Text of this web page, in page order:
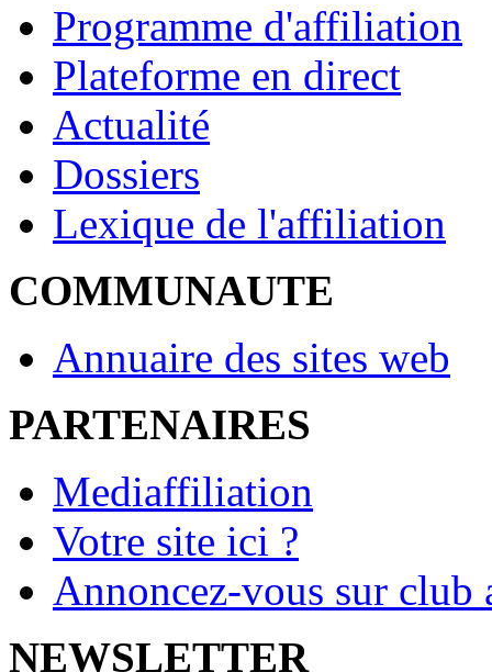
Programme d'affiliation
Plateforme en direct
Actualité
Dossiers
Lexique de l'affiliation
COMMUNAUTE
Annuaire des sites web
PARTENAIRES
Mediaffiliation
Votre site ici ?
Annoncez-vous sur
NEWSLETTER